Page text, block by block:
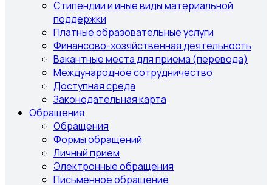
Стипендии и иные виды материальной
поддержки
Платные образовательные услуги
Финансово-хозяйственная деятельность
Вакантные места для приема (перевода)
Международное сотрудничество
Доступная среда
Законодательная карта
Обращения
Обращения
Формы обращений
Личный прием
Электронные обращения
Письменное обращение